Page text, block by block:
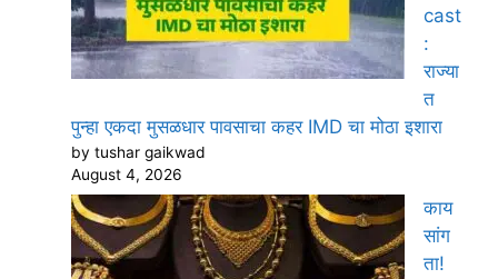
cast
:
राज्या
त
पुन्हा एकदा मुसळधार पावसाचा कहर IMD चा मोठा इशारा
by tushar gaikwad
August 4, 2026
काय
सांग
ता!